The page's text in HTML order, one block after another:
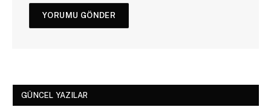
GÜNCEL YAZILAR